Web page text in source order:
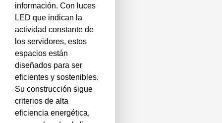
información. Con luces
LED que indican la
actividad constante de
los servidores, estos
espacios están
diseñados para ser
eficientes y sostenibles.
Su construcción sigue
criterios de alta
eficiencia energética,